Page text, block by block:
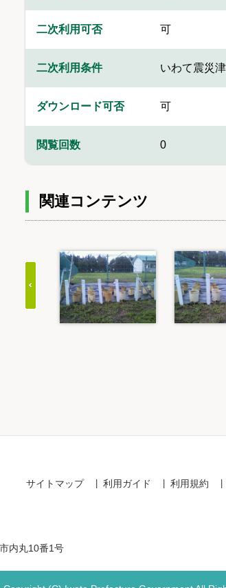
二次利用可否 可
二次利用条件 いわて震災
ダウンロード可否 可
閲覧回数 0
関連コンテンツ
サイトマップ 利用ガイド 利用規約
内丸10番1号